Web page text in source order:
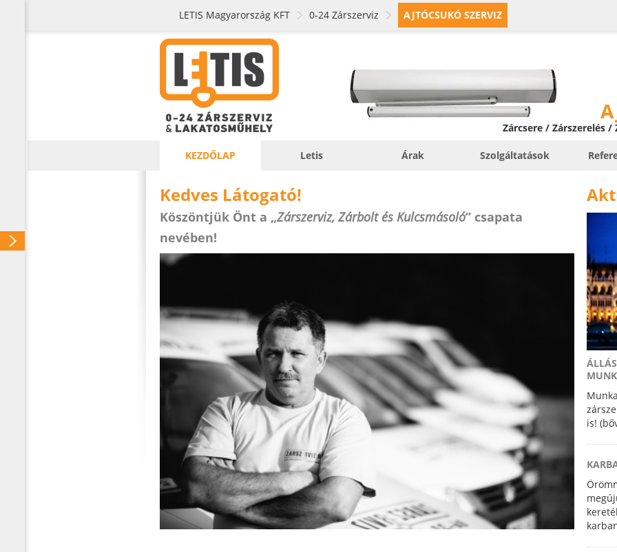
LETIS Magyarország KFT 0-24 Zárszerviz AJTÓCSUKÓ SZERVIZ
Zárcsere / Zárszerelés
KEZDŐLAP Letis Árak Szolgáltatások
Kedves Látogató!
Köszöntjük Önt a „Zárszerviz, Zárbolt és Kulcsmásoló” csapata
nevében!
is!